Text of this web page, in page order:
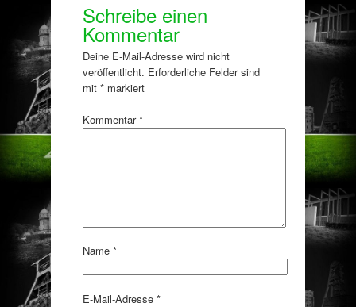
Schreibe einen
Kommentar
Deine E-Mail-Adresse wird nicht
veröffentlicht. Erforderliche Felder sind
mit * markiert
Kommentar*
Name *
E-Mail-Adresse *